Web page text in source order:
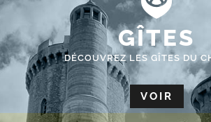
GÎTES
DÉCOUVREZ LES GÎTES DU
VOIR